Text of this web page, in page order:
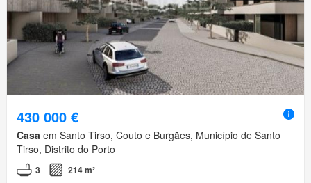
430 000 €
Casa em Santo Tirso, Couto e Burgães, Município de Santo
Tirso, Distrito do Porto
3 214 m²